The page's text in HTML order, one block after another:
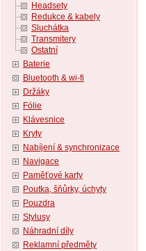
Headsety
Redukce & kabely
Sluchátka
Transmitery
Ostatní
Baterie
Bluetooth & wi-fi
Držáky
Fólie
Klávesnice
Kryty
Nabíjení & synchronizace
Navigace
Paměťové karty
Poutka, šňůrky, úchyty
Pouzdra
Stylusy
Náhradní díly
Reklamní předměty